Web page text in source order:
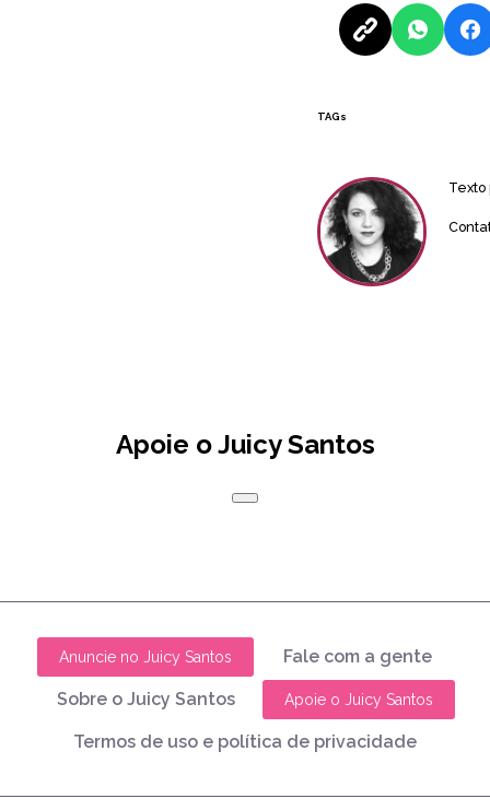
TAGs
Texto
Apoie o Juicy Santos
Anuncie no Juicy Santos Fale com a gente
Sobre o Juicy Santos Apoie o Juicy Santos
Termos de uso e política de privacidade